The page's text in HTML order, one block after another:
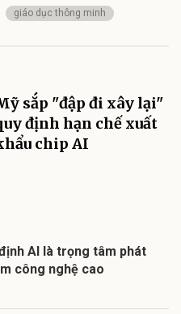
giáo dục thông minh
sắp "đập đi xây lại"
định hạn chế xuất
chip AI
AI là trọng tâm phát
công nghệ cao